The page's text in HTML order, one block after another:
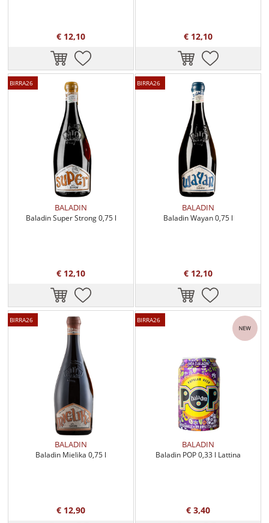
€ 12,10 € 12,10
BIRRA26
BALADIN
Baladin Super Strong 0,75 l
€ 12,10
BIRRA26
BALADIN
Baladin Wayan 0,75 l
€ 12,10
BIRRA26
BALADIN
Baladin Mielika 0,75 l
€ 12,90
BIRRA26
BALADIN
Baladin POP 0,33 l Lattina
€ 3,40